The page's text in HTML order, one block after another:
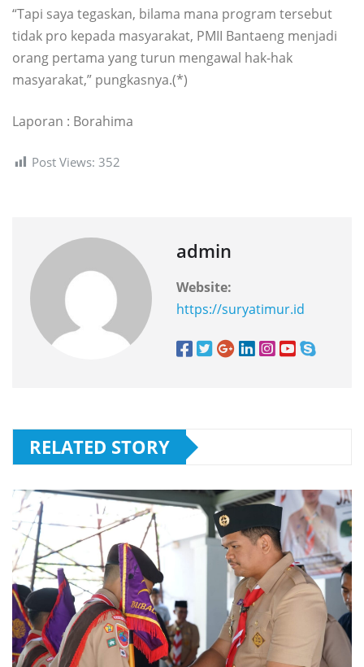
“Tapi saya tegaskan, bilama mana program tersebut
tidak pro kepada masyarakat, PMII Bantaeng menjadi
orang pertama yang turun mengawal hak-hak
masyarakat,” pungkasnya.(*)
Laporan : Borahima
Post Views: 352
admin
Website:
https://suryatimur.id
RELATED STORY